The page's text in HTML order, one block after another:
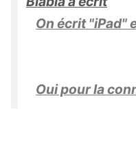
On écrit "iPad"
Oui pour la